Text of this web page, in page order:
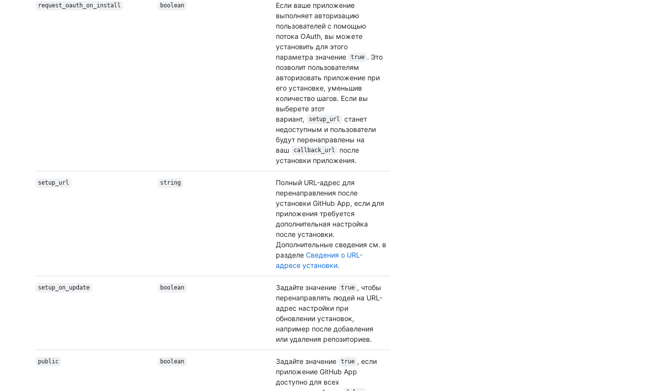
request_oauth_on_install boolean
Если ваше приложение
выполняет авторизацию
пользователей с помощью
потока OAuth, вы можете
установить для этого
параметра значение
true . Это
позволит пользователям
авторизовать приложение при
его установке, уменьшив
количество шагов. Если вы
выберете этот
вариант,
setup_url
станет
недоступным и пользователи
будут перенаправлены на
ваш
callback_url
после
установки приложения.
setup_url string
Полный URL-адрес для
перенаправления после
установки GitHub App, если для
приложения требуется
дополнительная настройка
после установки.
Дополнительные сведения см. в
разделе Сведения о URL-
адресе установки.
setup_on_update boolean Задайте значение true , чтобы
перенаправлять людей на URL-
адрес настройки при
обновлении установок,
например после добавления
или удаления репозиториев.
public boolean Задайте значение true , если
приложение GitHub App
доступно для всех